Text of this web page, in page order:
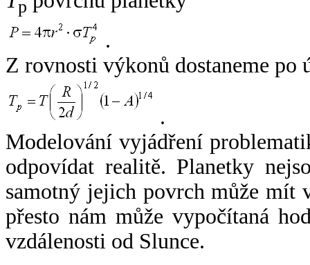
p
.
Z rovnosti výkonů dostaneme po
.
Modelování vyjádření
odpovídat realitě. Planetky
samotný jejich povrch může mít
přesto nám může vypočítaná
vzdálenosti od Slunce.